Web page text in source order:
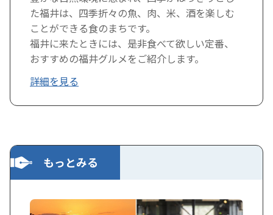
た福井は、四季折々の魚、肉、米、酒を楽しむ
ことができる食のまちです。
福井に来たときには、是非食べて欲しい定番、
おすすめの福井グルメをご紹介します。
詳細を見る
もっとみる